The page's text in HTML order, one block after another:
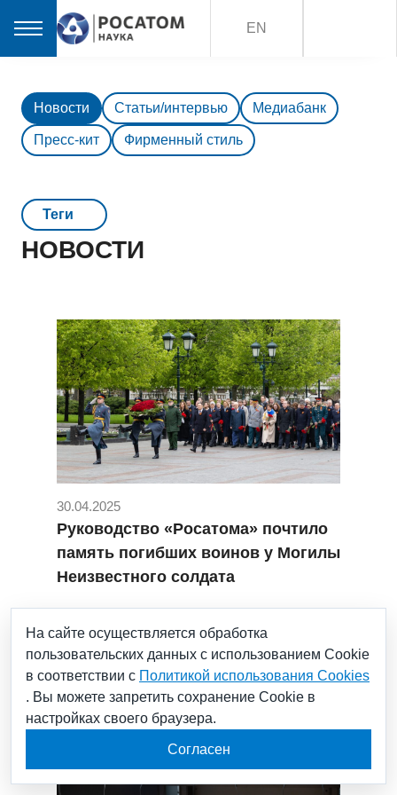
EN
Новости Статьи/интервью Медиабанк
Пресс-кит Фирменный стиль
НОВОСТИ
30.04.2025
Руководство «Росатома» почтило
память погибших воинов у Могилы
Неизвестного солдата
#МОСКВА
#ЛЮДИ «РОСАТОМА»
#А.Е.ЛИХАЧЕВ
Teги
На сайте осуществляется обработка
пользовательских данных с использованием Cookie
в соответствии с Политикой использования Cookies
. Вы можете запретить сохранение Cookie в
настройках своего браузера.
Согласен